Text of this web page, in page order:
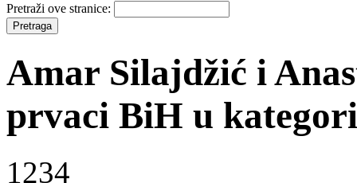
Pretraži ove stranice:
Amar Silajdžić i
prvaci BiH u
1234